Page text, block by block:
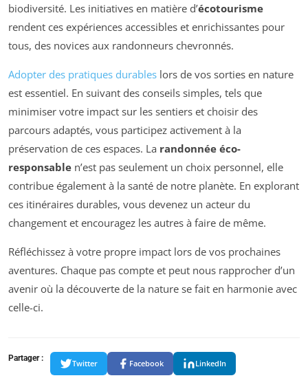
biodiversité. Les initiatives en matière d’écotourisme
rendent ces expériences accessibles et enrichissantes pour
tous, des novices aux randonneurs chevronnés.
Adopter des pratiques durables lors de vos sorties en nature
est essentiel. En suivant des conseils simples, tels que
minimiser votre impact sur les sentiers et choisir des
parcours adaptés, vous participez activement à la
préservation de ces espaces. La randonnée éco-
responsable n’est pas seulement un choix personnel, elle
contribue également à la santé de notre planète. En explorant
ces itinéraires durables, vous devenez un acteur du
changement et encouragez les autres à faire de même.
Réfléchissez à votre propre impact lors de vos prochaines
aventures. Chaque pas compte et peut nous rapprocher d’un
avenir où la découverte de la nature se fait en harmonie avec
celle-ci.
Partager :
Twitter Facebook LinkedIn